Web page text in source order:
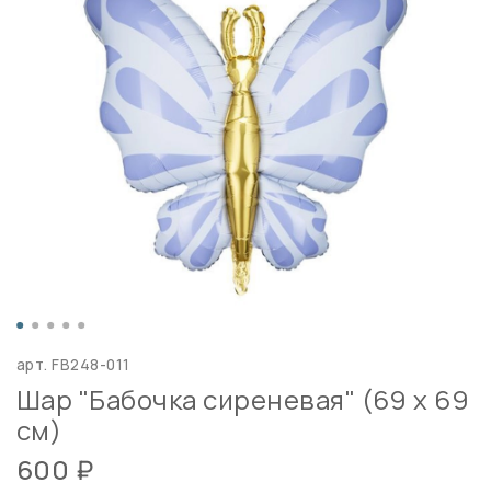
арт.FB248-011
Шар "Бабочка сиреневая" (69 х 69
см)
600 ₽